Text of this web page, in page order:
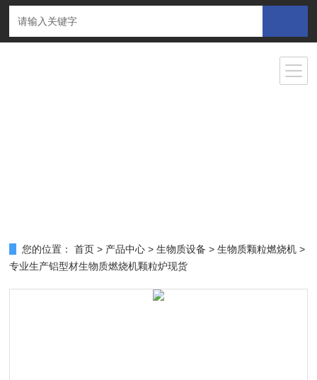
您的位置： 首页 > 产品中心 >生物质设备 >生物质颗粒燃烧机 >
专业生产铝型材生物质燃烧机颗粒炉现货